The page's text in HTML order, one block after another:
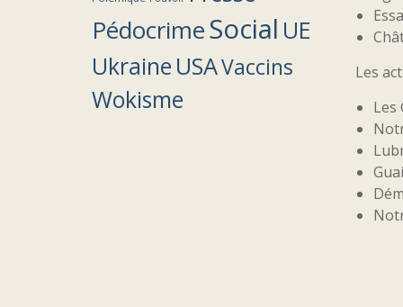
Les
Les
PédocrimeSocial UE
Ukraine USAVaccins
Wokisme